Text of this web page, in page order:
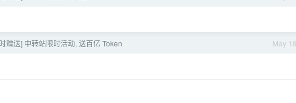
May 18
赠送] 中转站限时活动, 送百亿 Token